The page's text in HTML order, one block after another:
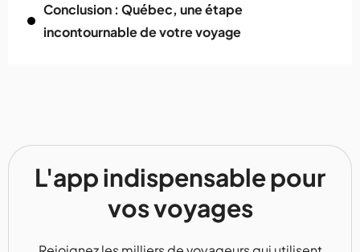
Conclusion : Québec, une étape
incontournable de votre voyage
L'app indispensable pour
vos voyages